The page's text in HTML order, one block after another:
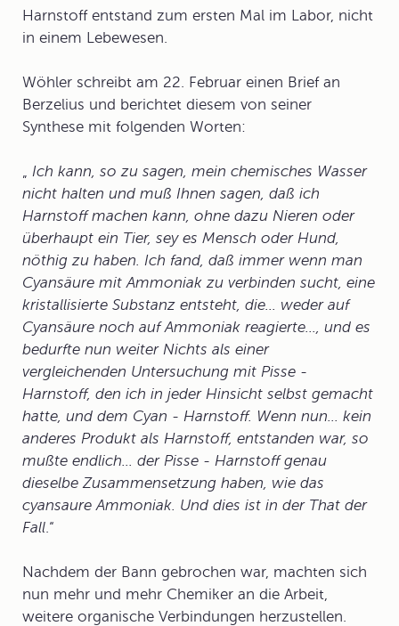
Harnstoff entstand zum ersten Mal im Labor, nicht
in einem Lebewesen.
Wöhler schreibt am 22. Februar einen Brief an
Berzelius und berichtet diesem von seiner
Synthese mit folgenden Worten:
„ Ich kann, so zu sagen, mein chemisches Wasser
nicht halten und muß Ihnen sagen, daß ich
Harnstoff machen kann, ohne dazu Nieren oder
überhaupt ein Tier, sey es Mensch oder Hund,
nöthig zu haben. Ich fand, daß immer wenn man
Cyansäure mit Ammoniak zu verbinden sucht, eine
kristallisierte Substanz entsteht, die... weder auf
Cyansäure noch auf Ammoniak reagierte..., und es
bedurfte nun weiter Nichts als einer
vergleichenden Untersuchung mit Pisse -
Harnstoff, den ich in jeder Hinsicht selbst gemacht
hatte, und dem Cyan - Harnstoff. Wenn nun... kein
anderes Produkt als Harnstoff, entstanden war, so
mußte endlich... der Pisse - Harnstoff genau
dieselbe Zusammensetzung haben, wie das
cyansaure Ammoniak. Und dies ist in der That der
Fall.“
Nachdem der Bann gebrochen war, machten sich
nun mehr und mehr Chemiker an die Arbeit,
weitere organische Verbindungen herzustellen.